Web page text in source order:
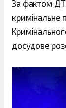
За фактом
кримінальне
досудове